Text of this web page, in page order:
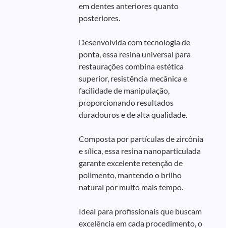
em dentes anteriores quanto
posteriores.
Desenvolvida com tecnologia de
ponta, essa resina universal para
restaurações combina estética
superior, resistência mecânica e
facilidade de manipulação,
proporcionando resultados
duradouros e de alta qualidade.
Composta por partículas de zircônia
e sílica, essa resina nanoparticulada
garante excelente retenção de
polimento, mantendo o brilho
natural por muito mais tempo.
Ideal para profissionais que buscam
excelência em cada procedimento, o